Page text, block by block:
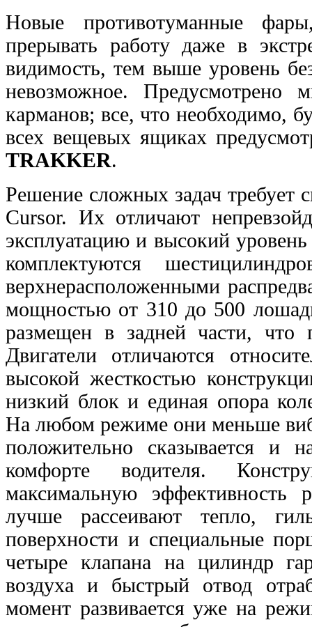
Новые противотуманные
прерывать работу даже в
видимость, тем выше уровень
невозможное.
карманов; все, что необходимо,
всех вещевых ящиках
TRAKKER.
Решение сложных задач требует
Cursor. Их отличают
эксплуатацию и высокий
комплектуются
верхнерасположенными
мощностью от 310 до 500
размещен в задней части, что
Двигатели отличаются
высокой жесткостью
низкий блок и единая опора
На любом режиме они меньше
положительно сказывается и
комфорте водителя.
максимальную
лучше рассеивают тепло,
поверхности и специальные
четыре клапана на цилиндр
воздуха и быстрый отвод
момент развивается уже на